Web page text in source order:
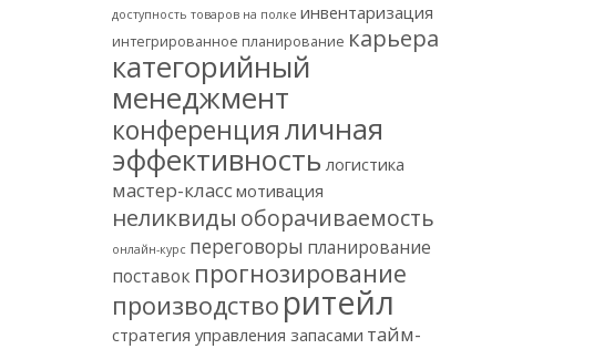
доступность товаров на полке инвентаризация
интегрированное планирование карьера
категорийный
менеджмент
конференцияличная
эффективность логистика
мастер-классмотивация
неликвиды оборачиваемость
онлайн-курс переговоры планирование
поставок прогнозирование
производство ритейл
стратегия управления запасами тайм-